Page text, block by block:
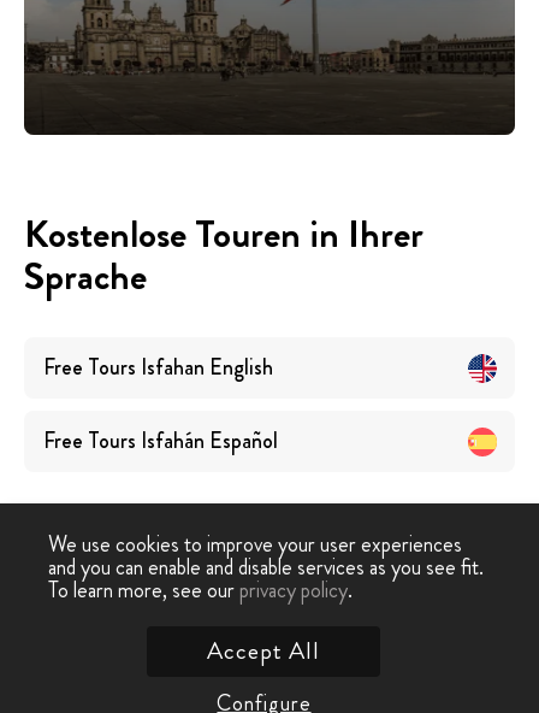
Kostenlose Touren in Ihrer
Sprache
Free Tours Isfahan English
Free Tours Isfahán Español
Free Walking Tour › Isfahan
We use cookies to improve your user experiences
and you can enable and disable services as you see fit.
To learn more, see ourprivacy policy.
Configure
Accept All